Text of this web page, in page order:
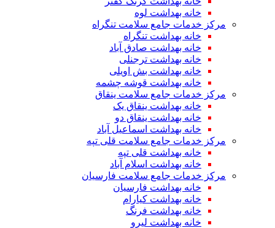
خانه بهداشت لوه
مرکز خدمات جامع سلامت تنگراه
خانه بهداشت تنگراه
خانه بهداشت صادق آباد
خانه بهداشت ترجنلی
خانه بهداشت بش اویلی
خانه بهداشت قوشه چشمه
مرکز خدمات جامع سلامت ینقاق
خانه بهداشت ینقاق یک
خانه بهداشت ینقاق دو
خانه بهداشت اسماعیل آباد
مرکز خدمات جامع سلامت قلی تپه
خانه بهداشت قلی تپه
خانه بهداشت اسلام آباد
مرکز خدمات جامع سلامت فارسیان
خانه بهداشت فارسیان
خانه بهداشت کیارام
خانه بهداشت فرنگ
خانه بهداشت لیرو